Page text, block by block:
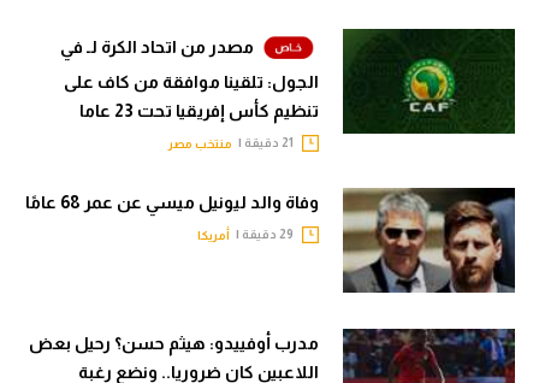
مصدر من اتحاد الكرة لـ في
الجول: تلقينا موافقة من كاف على
تنظيم كأس إفريقيا تحت 23 عاما
منتخب مصر
وفاة والد ليونيل ميسي عن عمر 68 عامًا
أمريكا
مدرب أوفييدو: هيثم حسن؟ رحيل بعض
اللاعبين كان ضروريا.. ونضع رغبة